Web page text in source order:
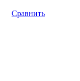
Сравнить